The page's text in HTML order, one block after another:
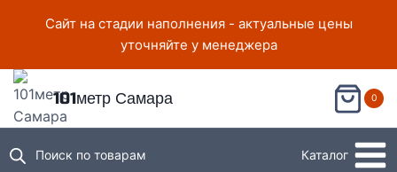
Сайт на стадии наполнения - актуальные цены
уточняйте у менеджера
101метр Самара 0
Поиск по товарам Каталог